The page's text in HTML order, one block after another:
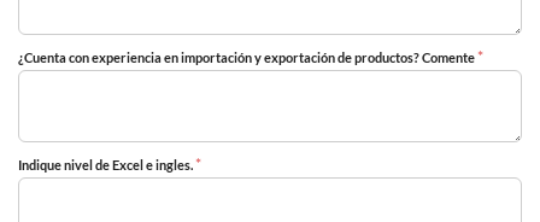
¿Cuenta con experiencia en importación y exportación de productos? Comente *
Indique nivel de Excel e ingles. *